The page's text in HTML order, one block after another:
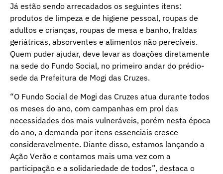
Já estão sendo arrecadados os seguintes itens:
produtos de limpeza e de higiene pessoal, roupas de
adultos e crianças, roupas de mesa e banho, fraldas
geriátricas, absorventes e alimentos não perecíveis.
Quem puder ajudar, deve levar as doações diretamente
na sede do Fundo Social, no primeiro andar do prédio-
sede da Prefeitura de Mogi das Cruzes.
“O Fundo Social de Mogi das Cruzes atua durante todos
os meses do ano, com campanhas em prol das
necessidades dos mais vulneráveis, porém nesta época
do ano, a demanda por itens essenciais cresce
consideravelmente. Diante disso, estamos lançando a
Ação Verão e contamos mais uma vez com a
participação e a solidariedade de todos”, destaca o